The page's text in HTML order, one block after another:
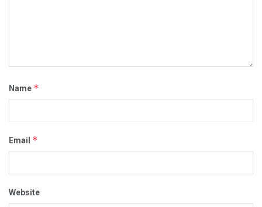
Name *
Email *
Website